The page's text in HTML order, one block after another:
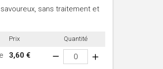
sans traitement et
Prix Quantité
3,60 €